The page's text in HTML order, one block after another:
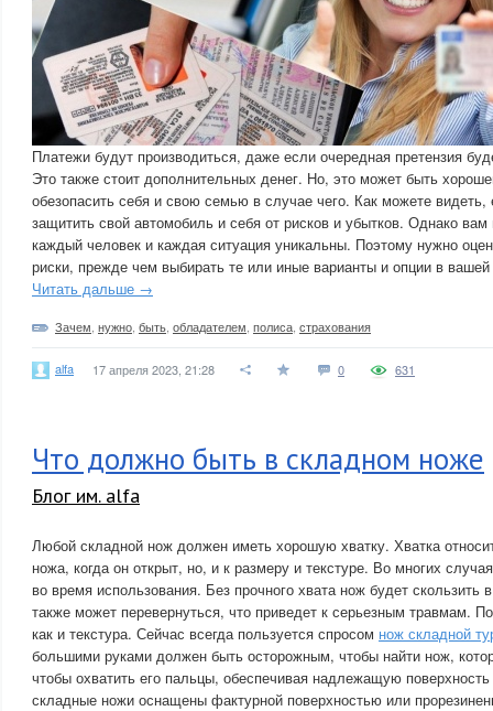
Платежи будут производиться, даже если очередная претензия
Это также стоит дополнительных денег. Но, это может быть
обезопасить себя и свою семью в случае чего. Как можете видеть,
защитить свой автомобиль и себя от рисков и убытков. Однако
каждый человек и каждая ситуация уникальны. Поэтому нужно
риски, прежде чем выбирать те или иные варианты и опции в вашей
Читать дальше →
Зачем нужно быть обладателем полиса страхования
alfa 17 апреля 2023, 21:28 0 631
Что должно быть в складном ноже
Блог им. alfa
Любой складной нож должен иметь хорошую хватку. Хватка
ножа, когда он открыт, но, и к размеру и текстуре. Во многих
во время использования. Без прочного хвата нож будет скользить
также может перевернуться, что приведет к серьезным травмам.
как и текстура. Сейчас всегда пользуется спросом нож складной
большими руками должен быть осторожным, чтобы найти нож,
чтобы охватить его пальцы, обеспечивая надлежащую
складные ножи оснащены фактурной поверхностью или